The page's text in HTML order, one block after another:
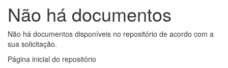
Não há documentos
Não há documentos disponíveis no repositório de acordo com a
sua solicitação.
Página inicial do repositório